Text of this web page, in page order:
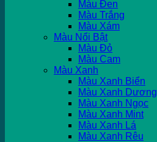
Màu Đen
Màu Trắng
Màu Xám
Màu Nổi Bật
Màu Đỏ
Màu Cam
Màu Xanh
Màu Xanh Biển
Màu Xanh Dương
Màu Xanh Ngọc
Màu Xanh Mint
Màu Xanh Lá
Màu Xanh Rêu